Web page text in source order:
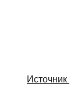
Источник